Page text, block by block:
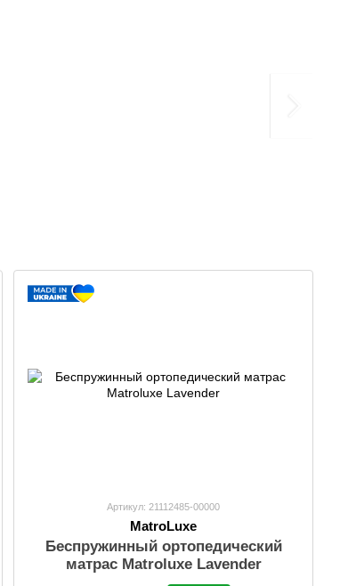
Артикул: 21112485-00000
MatroLuxe
Беспружинный ортопедический
матрас Matroluxe Lavender